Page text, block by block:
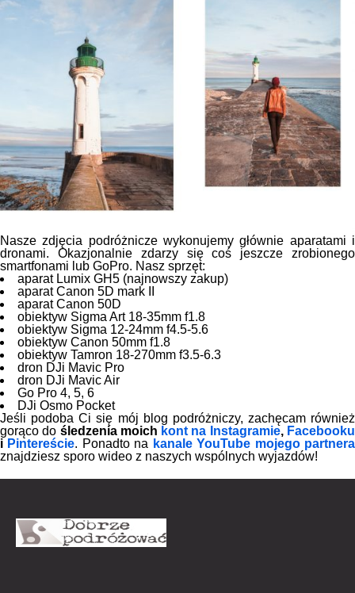
Nasze zdjęcia podróżnicze wykonujemy głównie aparatami i
dronami. Okazjonalnie zdarzy się coś jeszcze zrobionego
smartfonami lub GoPro. Nasz sprzęt:
aparat Lumix GH5 (najnowszy zakup)
aparat Canon 5D mark II
aparat Canon 50D
obiektyw Sigma Art 18-35mm f1.8
obiektyw Sigma 12-24mm f4.5-5.6
obiektyw Canon 50mm f1.8
obiektyw Tamron 18-270mm f3.5-6.3
dron DJi Mavic Pro
dron DJi Mavic Air
Go Pro 4, 5, 6
DJi Osmo Pocket
Jeśli podoba Ci się mój blog podróżniczy, zachęcam również
gorąco do śledzenia moich kont na Instagramie, Facebooku
i Pintereście. Ponadto na kanale YouTube mojego partnera
znajdziesz sporo wideo z naszych wspólnych wyjazdów!